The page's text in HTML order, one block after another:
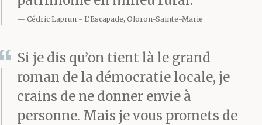
Cédric Laprun L'Escapade, Oloron-Sainte-Marie
Si je dis qu’on tient là le grand
roman de la démocratie locale, je
crains de ne donner envie à
personne. Mais je vous promets de